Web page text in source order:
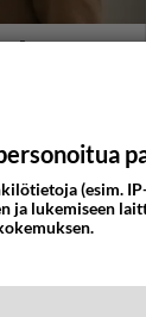
Laura
(esim.
ja lukemiseen